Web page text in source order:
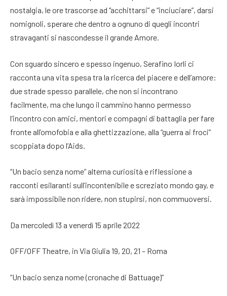
nostalgia, le ore trascorse ad “acchittarsi” e “inciuciare”, darsi
nomignoli, sperare che dentro a ognuno di quegli incontri
stravaganti si nascondesse il grande Amore.
Con sguardo sincero e spesso ingenuo, Serafino Iorli ci
racconta una vita spesa tra la ricerca del piacere e dell’amore:
due strade spesso parallele, che non si incontrano
facilmente, ma che lungo il cammino hanno permesso
l’incontro con amici, mentori e compagni di battaglia per fare
fronte all’omofobia e alla ghettizzazione, alla “guerra ai froci”
scoppiata dopo l’Aids.
“Un bacio senza nome” alterna curiosità e riflessione a
racconti esilaranti sull’incontenibile e screziato mondo gay, e
sarà impossibile non ridere, non stupirsi, non commuoversi.
Da mercoledì 13 a venerdì 15 aprile 2022
OFF/OFF Theatre, in Via Giulia 19, 20, 21 – Roma
“Un bacio senza nome (cronache di Battuage)”